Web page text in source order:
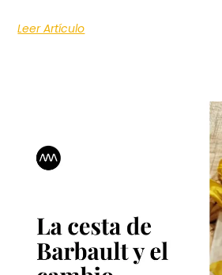
Leer Artículo